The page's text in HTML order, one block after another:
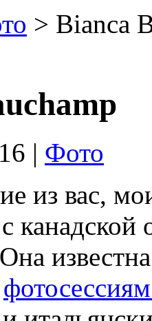
> Bianca
| Фото
из вас,